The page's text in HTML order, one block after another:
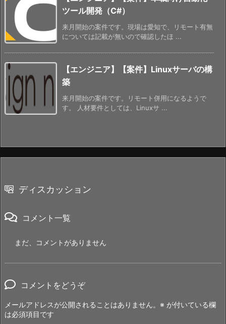
ツール開発（C#）
来月開始の案件です。現場は愛知で、リモート有無
については記載が無いので確認したほ ...
【エンジニア】【案件】Linuxサーバの構
築
来月開始の案件です。リモート併用になるようで
す。 人材要件としては、Linuxサ ...
ディスカッション
コメント一覧
まだ、コメントがありません
コメントをどうぞ
メールアドレスが公開されることはありません。 ※ が付いている欄
は必須項目です